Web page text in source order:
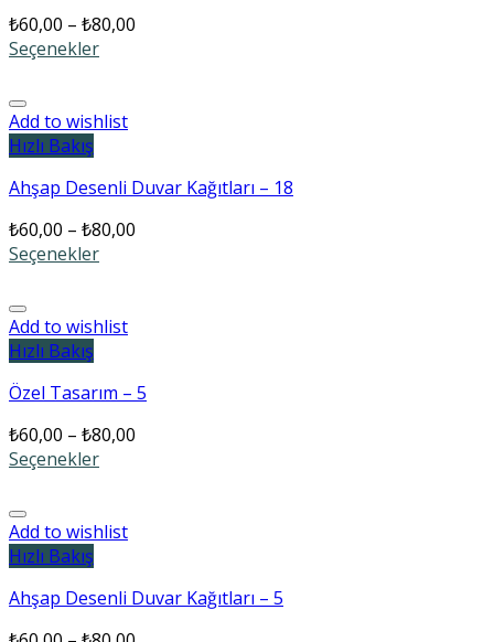
₺60,00 – ₺80,00
Seçenekler
Add to wishlist
Hızlı Bakış
Ahşap Desenli Duvar Kağıtları – 18
₺60,00 – ₺80,00
Seçenekler
Add to wishlist
Hızlı Bakış
Özel Tasarım – 5
₺60,00 – ₺80,00
Seçenekler
Add to wishlist
Hızlı Bakış
Ahşap Desenli Duvar Kağıtları – 5